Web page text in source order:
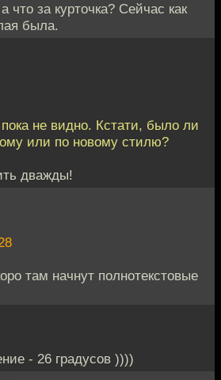
за курточка? Сейчас как
была.
не видно. Кстати, было ли
или по новому стилю?
дважды!
там начнут полнотекстовые
- 26 градусов ))))